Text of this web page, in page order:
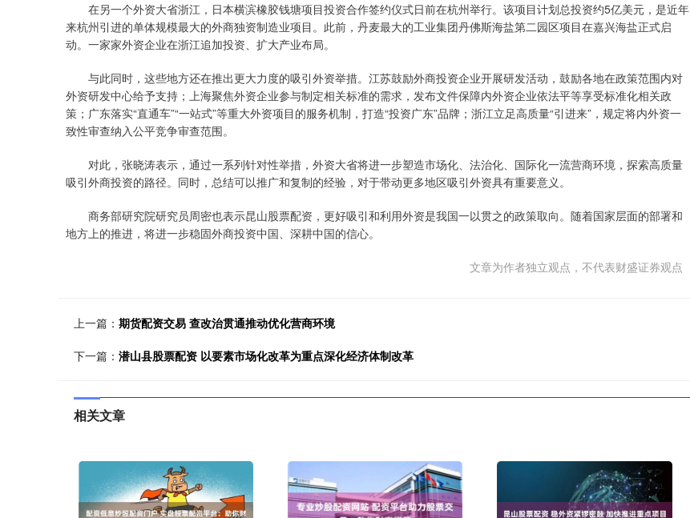
在另一个外资大省浙江，日本横滨橡胶钱塘项目投资合作签约仪式日前在杭州举行。该项目计划总投资约5亿美元，是近年
来杭州引进的单体规模最大的外商独资制造业项目。此前，丹麦最大的工业集团丹佛斯海盐第二园区项目在嘉兴海盐正式启
动。一家家外资企业在浙江追加投资、扩大产业布局。
与此同时，这些地方还在推出更大力度的吸引外资举措。江苏鼓励外商投资企业开展研发活动，鼓励各地在政策范围内对
外资研发中心给予支持；上海聚焦外资企业参与制定相关标准的需求，发布文件保障内外资企业依法平等享受标准化相关政
策；广东落实“直通车”“一站式”等重大外资项目的服务机制，打造“投资广东”品牌；浙江立足高质量“引进来”，规定将内外资一
致性审查纳入公平竞争审查范围。
对此，张晓涛表示，通过一系列针对性举措，外资大省将进一步塑造市场化、法治化、国际化一流营商环境，探索高质量
吸引外商投资的路径。同时，总结可以推广和复制的经验，对于带动更多地区吸引外资具有重要意义。
商务部研究院研究员周密也表示昆山股票配资，更好吸引和利用外资是我国一以贯之的政策取向。随着国家层面的部署和
地方上的推进，将进一步稳固外商投资中国、深耕中国的信心。
文章为作者独立观点，不代表财盛证券观点
上一篇： 期货配资交易 查改治贯通推动优化营商环境
下一篇： 潜山县股票配资 以要素市场化改革为重点深化经济体制改革
相关文章